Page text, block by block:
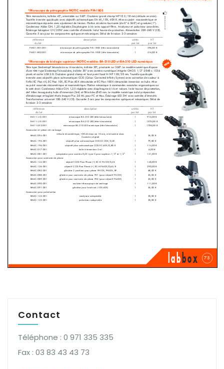
Contact
Téléphone : 0 971 335 335
Fax : 03 83 43 43 73